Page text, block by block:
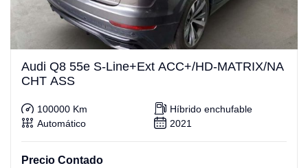
Audi Q8 55e S-Line+Ext ACC+/HD-MATRIX/NA
CHT ASS
100000 Km
Híbrido enchufable
Automático
2021
Precio Contado